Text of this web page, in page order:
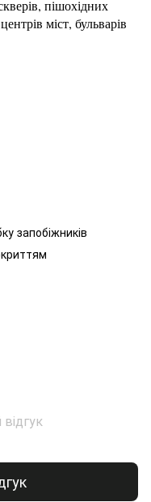
пішохідних
міст, бульварів
запобіжників